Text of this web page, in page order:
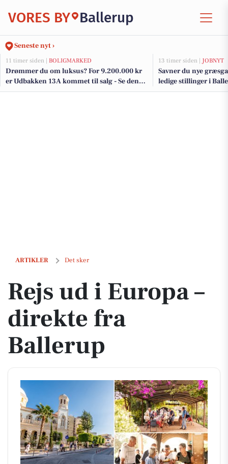
VORES BY Ballerup
Seneste nyt ›
11 timer siden | BOLIGMARKED
Drømmer du om luksus? For 9.200.000 kr
er Udbakken 13A kommet til salg - Se den
og de dyreste boliger til salg her
13 timer siden | JOBNYT
Savner du nye
ledige stillinger i
ARTIKLER Det sker
Rejs ud i Europa – direkte fra Ballerup
Rejs ud i Europa –
direkte fra
Ballerup